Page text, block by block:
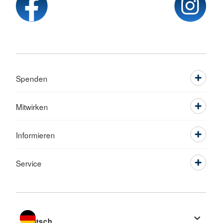
Spenden
Mitwirken
Informieren
Service
Sprache wechseln zu